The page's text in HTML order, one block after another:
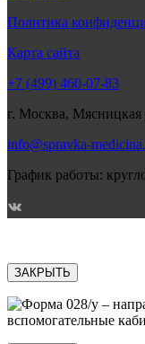
Политика
Карта сайта
+7 (499) 460-07-83
г. Москва, Мясницкая
info@spravka-
График работы:
ЗАКРЫТЬ